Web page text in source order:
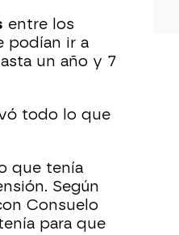
entre los
podían ir a
un año y 7
todo lo que
que tenía
Según
Consuelo
para que